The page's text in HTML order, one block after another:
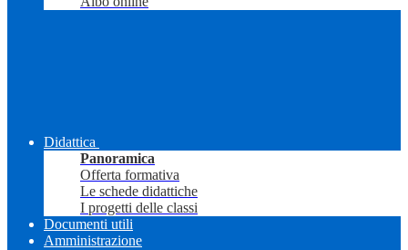
Didattica
Panoramica
Offerta formativa
Le schede didattiche
I progetti delle classi
Documenti utili
Amministrazione